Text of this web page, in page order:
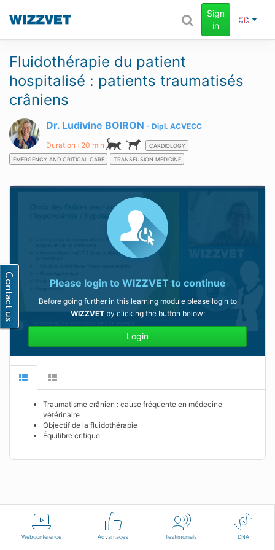
Webconference Advantages Testimonials DNA
Sign
in
Fluidothérapie du patient
hospitalisé : patients traumatisés
crâniens
Dr. Ludivine BOIRON Dipl. ACVECC
Duration : 20 min
CARDIOLOGY
EMERGENCY AND CRITICAL CARE
TRANSFUSION MEDICINE
Please login to WIZZVET to continue
Before going further in this learning module please login to
WIZZVETby clicking the button below:
Login
Traumatisme crânien : cause fréquente en médecine
vétérinaire
Objectif de la fluidothérapie
Équilibre critique
English Terms of use Contact us